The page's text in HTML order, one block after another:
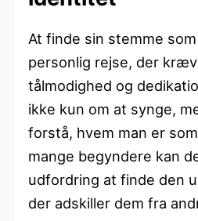
At finde sin stemme
personlig rejse, der
tålmodighed og
ikke kun om at synge,
forstå, hvem man er
mange begyndere kan
udfordring at finde den
der adskiller dem fra